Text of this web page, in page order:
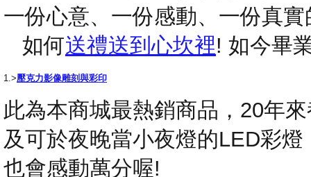
一份心意、一份感動、一份真
如何送禮送到心坎裡! 如今畢
1.>壓克力影像雕刻與彩印
此為本商城最熱銷商品，20年
及可於夜晚當小夜燈的LED彩
也會感動萬分喔!